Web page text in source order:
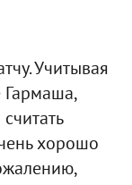
Учитывая
Гармаша,
хорошо